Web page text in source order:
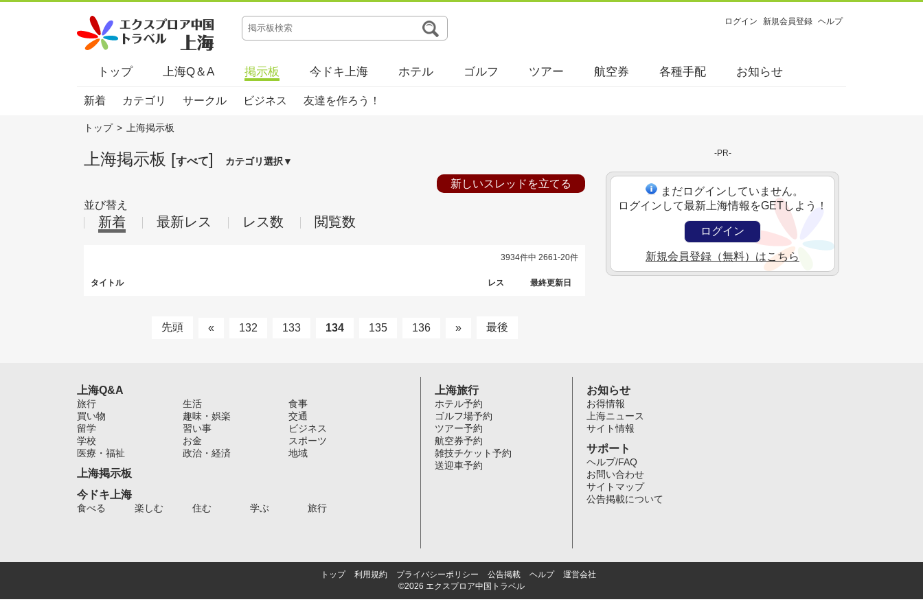
ログイン 新規会員登録 ヘルプ
トップ 上海Q＆A 掲示板 今ドキ上海 ホテル ゴルフ ツアー 航空券 各種手配 お知らせ
新着 カテゴリ サークル ビジネス 友達を作ろう！
トップ > 上海掲示板
上海掲示板 [すべて] カテゴリ選択▼
新しいスレッドを立てる
並び替え
新着 最新レス レス数 閲覧数
3934件中 2661-20件
タイトル レス 最終更新日
先頭 « 132 133 134 135 136 » 最後
-PR-
まだログインしていません。
ログインして最新上海情報をGETしよう！
ログイン
新規会員登録（無料）はこちら
上海Q&A
旅行 生活
食事
買い物
趣味・娯楽
交通
留学
習い事
ビジネス
学校
お金
スポーツ
医療・福祉
政治・経済 地域
上海掲示板
今ドキ上海
食べる 楽しむ 住む 学ぶ 旅行
上海旅行
ホテル予約
ゴルフ場予約
ツアー予約
航空券予約
雑技チケット予約
送迎車予約
お知らせ
お得情報
上海ニュース
サイト情報
サポート
ヘルプ/FAQ
お問い合わせ
サイトマップ
公告掲載について
トップ 利用規約 プライバシーポリシー 公告掲載 ヘルプ
運営会社
©2026 エクスプロア中国トラベル